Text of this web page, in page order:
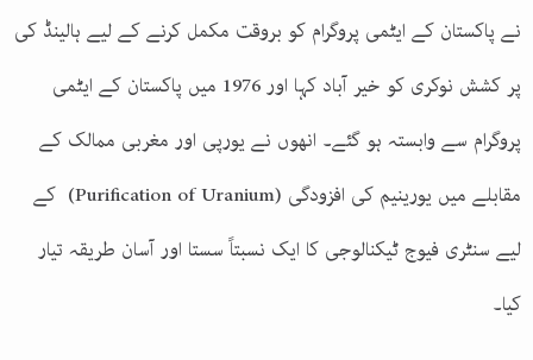
نے پاکستان کے ایٹمی پروگرام کو بروقت مکمل کرنے کے لیے ہالینڈ کی
پر کشش نوکری کو خیر آباد کہا اور 1976 میں پاکستان کے ایٹمی
پروگرام سے وابستہ ہو گئے۔ انھوں نے یورپی اور مغربی ممالک کے
مقابلے میں یورینیم کی افزودگی (Purification of Uranium) کے
لیے سنٹری فیوج ٹیکنالوجی کا ایک نسبتاََ سستا اور آسان طریقہ تیار
کیا۔